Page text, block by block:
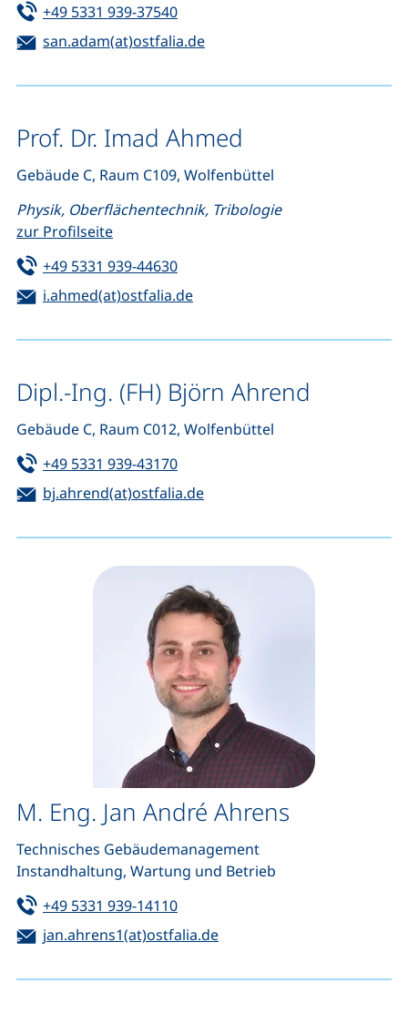
Tel:
+49 5331 939-37540(startet einen Telefonanruf,
E-Mail:
san.adam(at)ostfalia.de(öffnet Ihr E-Mail-Programm)
Prof. Dr. Imad Ahmed
Gebäude C, Raum C109, Wolfenbüttel
Physik, Oberflächentechnik, Tribologie
zur Profilseite
Tel:
+49 5331 939-44630(startet einen Telefonanruf,
E-Mail:
i.ahmed(at)ostfalia.de(öffnet Ihr E-Mail-Programm)
Dipl.-Ing. (FH) Björn Ahrend
Gebäude C, Raum C012, Wolfenbüttel
Tel:
+49 5331 939-43170(startet einen Telefonanruf,
E-Mail:
bj.ahrend(at)ostfalia.de(öffnet Ihr E-Mail-Programm)
M. Eng. Jan André Ahrens
Technisches Gebäudemanagement
Instandhaltung, Wartung und Betrieb
Tel:
+49 5331 939-14110(startet einen Telefonanruf,
E-Mail:
jan.ahrens1(at)ostfalia.de(öffnet Ihr E-Mail-